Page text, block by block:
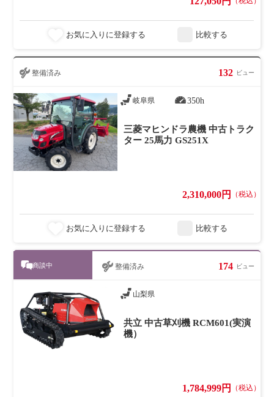
お気に入りに登録する 比較する
整備済み 132 ビュー
岐阜県 350h
三菱マヒンドラ農機 中古トラク
ター 25馬力 GS251X
2,310,000円 （税込）
お気に入りに登録する 比較する
商談中 整備済み 174 ビュー
山梨県
共立 中古草刈機 RCM601(実演
機）
1,784,999円 （税込）